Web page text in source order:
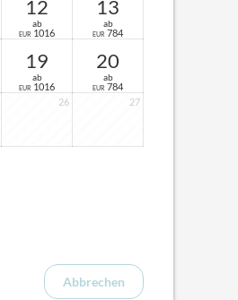
12
ab
EUR 1016
13
ab
EUR 784
19
ab
EUR 1016
20
ab
EUR 784
26 27
Abbrechen